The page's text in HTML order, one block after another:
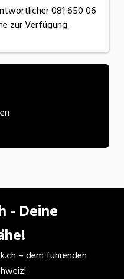
081 650 06
zur Verfügung.
- Deine
– dem führenden